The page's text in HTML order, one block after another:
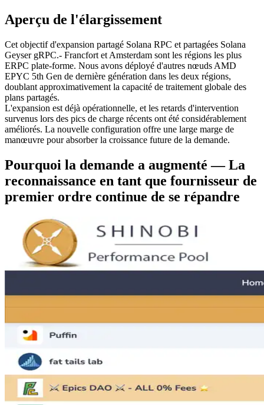
Aperçu de l'élargissement
Cet objectif d'expansion partagé Solana RPC et partagées Solana
Geyser gRPC.- Francfort et Amsterdam sont les régions les plus
ERPC plate-forme. Nous avons déployé d'autres nœuds AMD
EPYC 5th Gen de dernière génération dans les deux régions,
doublant approximativement la capacité de traitement globale des
plans partagés.
L'expansion est déjà opérationnelle, et les retards d'intervention
survenus lors des pics de charge récents ont été considérablement
améliorés. La nouvelle configuration offre une large marge de
manœuvre pour absorber la croissance future de la demande.
Pourquoi la demande a augmenté — La
reconnaissance en tant que fournisseur de
premier ordre continue de se répandre